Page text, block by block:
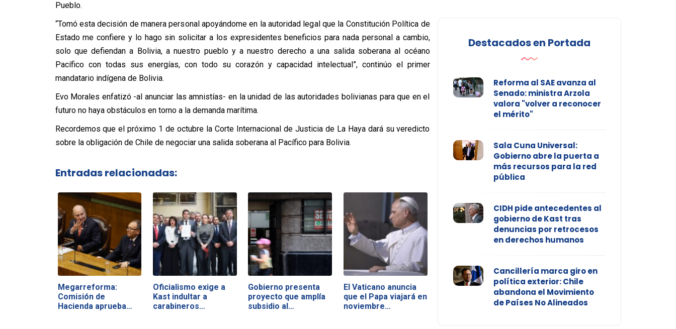
Pueblo.
“Tomó esta decisión de manera personal apoyándome en la autoridad legal que la Constitución Política de
Estado me confiere y lo hago sin solicitar a los expresidentes beneficios para nada personal a cambio,
solo que defiendan a Bolivia, a nuestro pueblo y a nuestro derecho a una salida soberana al océano
Pacífico con todas sus energías, con todo su corazón y capacidad intelectual”, continúo el primer
mandatario indígena de Bolivia.
Evo Morales enfatizó -al anunciar las amnistías- en la unidad de las autoridades bolivianas para que en el
futuro no haya obstáculos en torno a la demanda marítima.
Recordemos que el próximo 1 de octubre la Corte Internacional de Justicia de La Haya dará su veredicto
sobre la obligación de Chile de negociar una salida soberana al Pacífico para Bolivia.
Entradas relacionadas:
Megarreforma:
Comisión de
Hacienda aprueba
Oficialismo exige a
Kast indultar a
carabineros…
Gobierno presenta
proyecto que amplía
subsidio al…
El Vaticano anuncia
que el Papa viajará en
noviembre…
Destacados en Portada
Reforma al SAE avanza al
Senado: ministra Arzola
valora "volver a reconocer
el mérito"
Sala Cuna Universal:
Gobierno abre la puerta a
más recursos para la red
pública
CIDH pide antecedentes al
gobierno de Kast tras
denuncias por retrocesos
en derechos humanos
Cancillería marca giro en
política exterior: Chile
abandona el Movimiento
de Países No Alineados